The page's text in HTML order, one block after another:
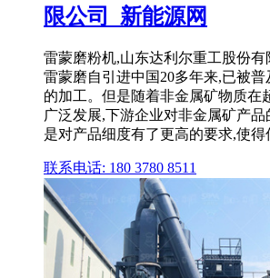
限公司_新能源网
雷蒙磨粉机,山东达利尔重工股份有
雷蒙磨自引进中国20多年来,已被
的加工。但是随着非金属矿物质在
广泛发展,下游企业对非金属矿产品
是对产品细度有了更高的要求,使得
联系电话: 180 3780 8511